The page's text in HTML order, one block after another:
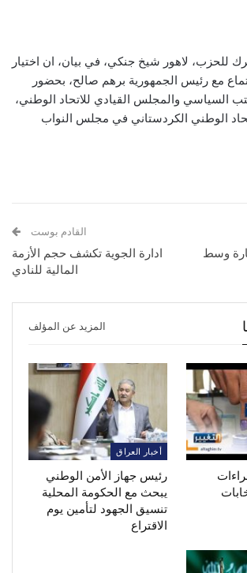
للحزب، لاهور شيخ جنكي، في بيان، ان اختيار
مع رئيس الجمهورية برهم صالح، بحضور
السياسي والمجلس القيادي للاتحاد الوطني،
الوطني الكردستاني في مجلس النواب
وسط
القادم بوست
ادارة الجوية تكشف حجم الأزمة
المالية للنادي
المزيد عن المؤلف
أخبار العراق
رئيس جهاز الأمن الوطني
يبحث مع الحكومة المحلية
تنسيق الجهود لتأمين يوم
الاقتراع